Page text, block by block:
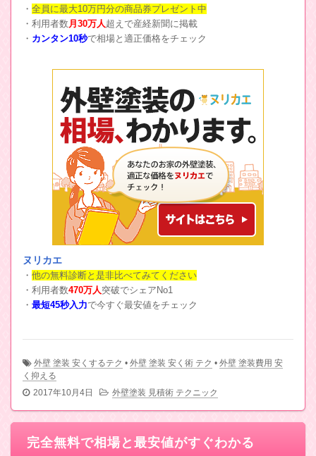
・ 全員に最大10万円分の商品券プレゼント中
・利用者数 月30万人 超えで産経新聞に掲載
・ カンタン10秒で相場と適正価格をチェック
ヌリカエ
・ 他の無料診断と是非比べてみてください
・利用者数470万人 突破でシェアNo1
・ 最短45秒入力で今すぐ最安値をチェック
外壁 塗装 安くするテク • 外壁 塗装 安く術 テク • 外壁 塗装費用 安
く抑える
2017年10月4日
外壁塗装 見積術 テクニック
完全無料で相場と最安値がすぐわかる